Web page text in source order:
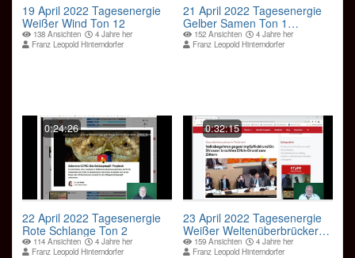
19 April 2022 Tagesenergie
Weißer Wind Ton 12
138 Ansichten
4 Jahre her
Franz Leopold Hinterndorfer
21 April 2022 Tagesenergie
Gelber Samen Ton 1
Samenwelle
152 Ansichten
4 Jahre her
Franz Leopold Hinterndorfer
0:24:26
22 April 2022 Tagesenergie
Rote Schlange Ton 2
114 Ansichten
4 Jahre her
Franz Leopold Hinterndorfer
0:32:15
23 April 2022 Tagesenergie
Weißer Weltenüberbrücker
Ton 3
159 Ansichten
4 Jahre her
Franz Leopold Hinterndorfer